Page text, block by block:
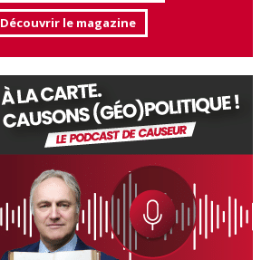
Découvrir le magazine